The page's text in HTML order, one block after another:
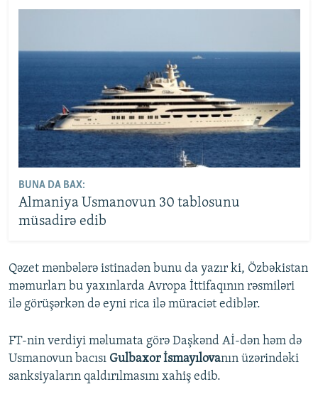
BUNA DA BAX:
Almaniya Usmanovun 30 tablosunu
müsadirə edib
Qəzet mənbələrə istinadən bunu da yazır ki, Özbəkistan
məmurları bu yaxınlarda Avropa İttifaqının rəsmiləri
ilə görüşərkən də eyni rica ilə müraciət ediblər.
FT-nin verdiyi məlumata görə Daşkənd Aİ-dən həm də
Usmanovun bacısı Gulbaxor İsmayılovanın üzərindəki
sanksiyaların qaldırılmasını xahiş edib.